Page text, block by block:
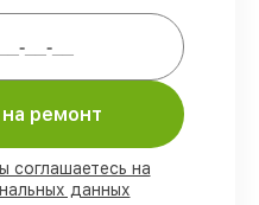
завершаем в
в наличии,
оперативно
ремонт
соглашаетесь на
данных